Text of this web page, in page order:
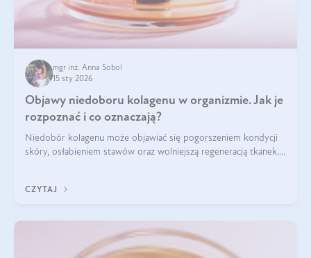
mgr inż. Anna Sobol
15 sty 2026
Objawy niedoboru kolagenu w organizmie. Jak je
rozpoznać i co oznaczają?
Niedobór kolagenu może objawiać się pogorszeniem kondycji
skóry, osłabieniem stawów oraz wolniejszą regeneracją tkanek.
osłabienie włosów.
CZYTAJ